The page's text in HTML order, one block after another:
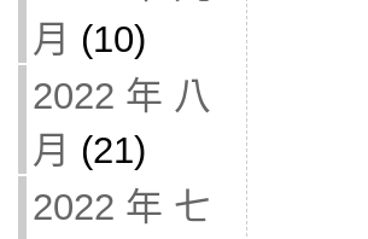
月 (10)
2022 年 八
月 (21)
2022 年 七